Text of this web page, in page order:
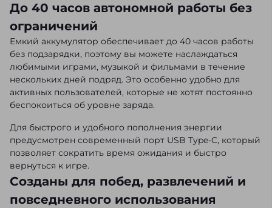
До 40 часов автономной работы без
ограничений
Емкий аккумулятор обеспечивает до 40 часов работы
без подзарядки, поэтому вы можете наслаждаться
любимыми играми, музыкой и фильмами в течение
нескольких дней подряд. Это особенно удобно для
активных пользователей, которые не хотят постоянно
беспокоиться об уровне заряда.
Для быстрого и удобного пополнения энергии
предусмотрен современный порт USB Type-C, который
позволяет сократить время ожидания и быстро
вернуться к игре.
Созданы для побед, развлечений и
повседневного использования